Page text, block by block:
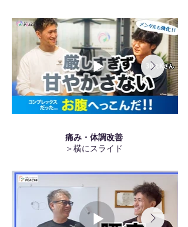
​痛み・体調改善
＞横にスライド